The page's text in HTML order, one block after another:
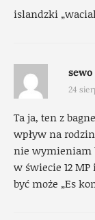
islandzki
sewo
24
Ta ja, ten z
wpływ na
nie wymieniam
w świecie 12
być może „Es